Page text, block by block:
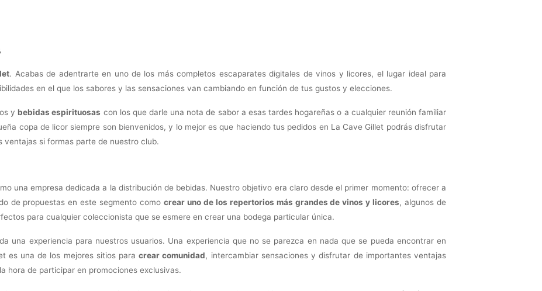
. Acabas de adentrarte en uno de los más completos escaparates digitales de vinos y licores, el lugar ideal para
en el que los sabores y las sensaciones van cambiando en función de tus gustos y elecciones.
ybebidas espirituosas con los que darle una nota de sabor a esas tardes hogareñas o a cualquier reunión familiar
copa de licor siempre son bienvenidos, y lo mejor es que haciendo tus pedidos en La Cave Gillet podrás disfrutar
si formas parte de nuestro club.
una empresa dedicada a la distribución de bebidas. Nuestro objetivo era claro desde el primer momento: ofrecer a
de propuestas en este segmento como crear uno de los repertorios más grandes de vinos y licores, algunos de
para cualquier coleccionista que se esmere en crear una bodega particular única.
una experiencia para nuestros usuarios. Una experiencia que no se parezca en nada que se pueda encontrar en
es una de los mejores sitios paracrear comunidad, intercambiar sensaciones y disfrutar de importantes ventajas
hora de participar en promociones exclusivas.